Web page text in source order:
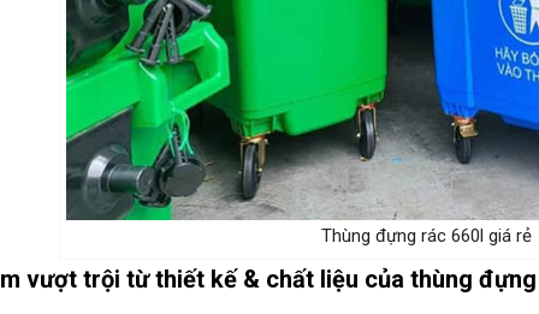
Thùng đựng rác 660l giá rẻ
vượt trội từ thiết kế & chất liệu của thùng